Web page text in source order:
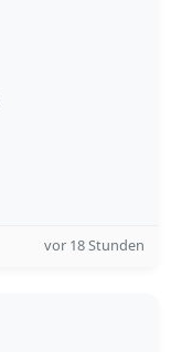
vor 18 Stunden